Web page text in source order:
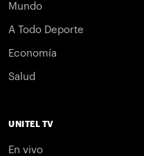
Mundo
A Todo Deporte
Economía
Salud
UNITEL TV
En vivo